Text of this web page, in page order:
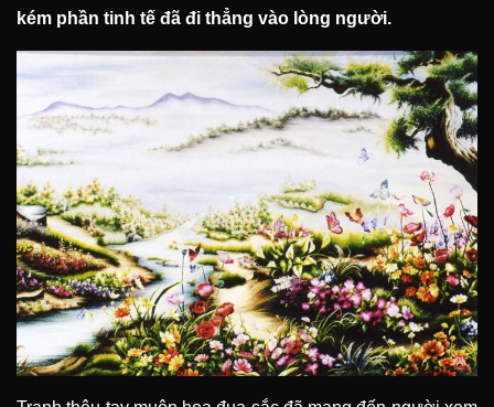
kém phần tinh tế đã đi thẳng vào lòng người.